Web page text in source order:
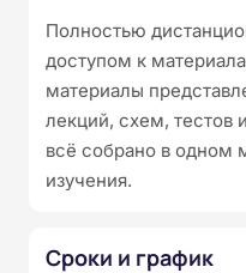
Полностью
доступом к
материалы
лекций, схем, тестов
всё собрано в одном
изучения.
Сроки и график